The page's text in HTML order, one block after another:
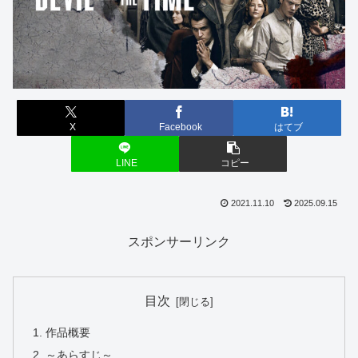
X Facebook はてブ
LINE コピー
2021.11.10 2025.09.15
スポンサーリンク
目次
作品概要
～あらすじ～